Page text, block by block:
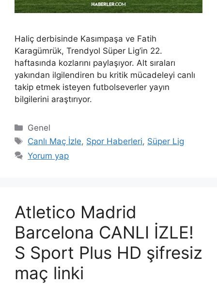
Haliç derbisinde Kasımpaşa ve Fatih
Karagümrük, Trendyol Süper Lig’in 22.
haftasında kozlarını paylaşıyor. Alt sıraları
yakından ilgilendiren bu kritik mücadeleyi canlı
takip etmek isteyen futbolseverler yayın
bilgilerini araştırıyor.
Kategoriler
Genel
Etiketler
Canlı Maç İzle, Spor Haberleri, Süper Lig
Yorum yap
Atletico Madrid
Barcelona CANLI İZLE!
S Sport Plus HD şifresiz
maç linki